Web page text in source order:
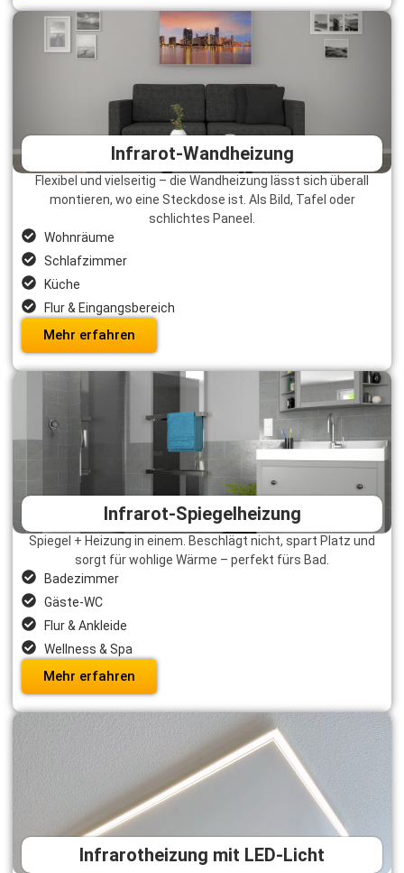
Infrarot-Wandheizung
Flexibel und vielseitig – die Wandheizung lässt sich überall
montieren, wo eine Steckdose ist. Als Bild, Tafel oder
schlichtes Paneel.
Wohnräume
Schlafzimmer
Küche
Flur & Eingangsbereich
Mehr erfahren
Infrarot-Spiegelheizung
Spiegel + Heizung in einem. Beschlägt nicht, spart Platz und
sorgt für wohlige Wärme – perfekt fürs Bad.
Badezimmer
Gäste-WC
Flur & Ankleide
Wellness & Spa
Mehr erfahren
Infrarotheizung mit LED-Licht